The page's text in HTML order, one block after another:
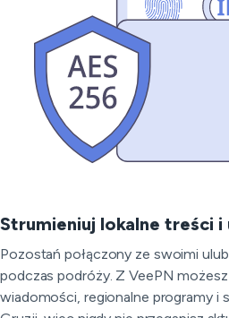
Strumieniuj lokalne treści i
Pozostań połączony ze swoimi
podczas podróży. Z VeePN
wiadomości, regionalne programy i